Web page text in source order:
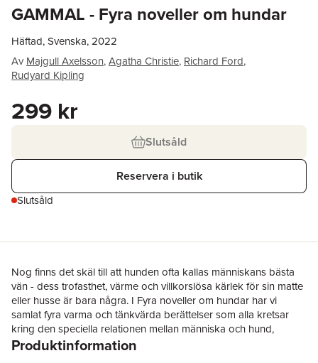
GAMMAL - Fyra noveller om hundar
Häftad, Svenska, 2022
Av Majgull Axelsson,Agatha Christie, Richard Ford,
Rudyard Kipling
299 kr
Slutsåld
Reservera i butik
Slutsåld
Nog finns det skäl till att hunden ofta kallas människans bästa
vän - dess trofasthet, värme och villkorslösa kärlek för sin matte
eller husse är bara några. I Fyra noveller om hundar har vi
samlat fyra varma och tänkvärda berättelser som alla kretsar
kring den speciella relationen mellan människa och hund,
skrivna av fyra stora författare, tillika hundälskare. En ask för alla
Produktinformation